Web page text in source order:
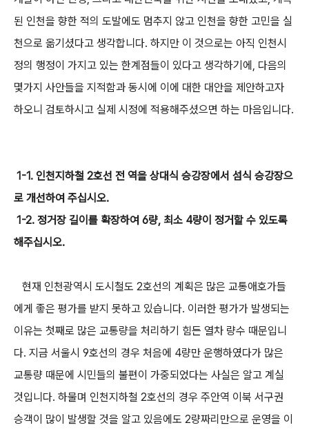
된 인천을 향한 적의 도발에도 멈추지 않고 인천을 향한 고민을 실
천으로 옮기셨다고 생각합니다. 하지만 이 것으로는 아직 인천시
정의 행정이 가지고 있는 한계점들이 있다고 생각하기에, 다음의
몇가지 사안들을 지적함과 동시에 이에 대한 대안을 제안하고자
하오니 검토하시고 실제 시정에 적용해주셨으면 하는 마음입니다.
1-1. 인천지하철 2호선 전 역을 상대식 승강장에서 섬식 승강장으
로 개선하여 주십시오.
1-2. 정거장 길이를 확장하여 6량, 최소 4량이 정거할 수 있도록
해주십시오.
현재 인천광역시 도시철도 2호선의 계획은 많은 교통애호가들
에게 좋은 평가를 받지 못하고 있습니다. 이러한 평가가 발생되는
이유는 첫째로 많은 교통량을 처리하기 힘든 열차 량수 때문입니
다. 지금 서울시 9호선의 경우 처음에 4량만 운행하였다가 많은
교통량 때문에 시민들의 불편이 가중되었다는 사실은 알고 계실
것입니다. 하물며 인천지하철 2호선의 경우 주안역 이북 서구권
승객이 많이 발생할 것을 알고 있음에도 2량짜리만으로 운영을 이